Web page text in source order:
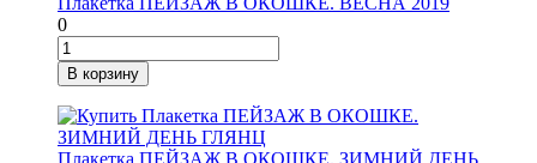
0
В корзину